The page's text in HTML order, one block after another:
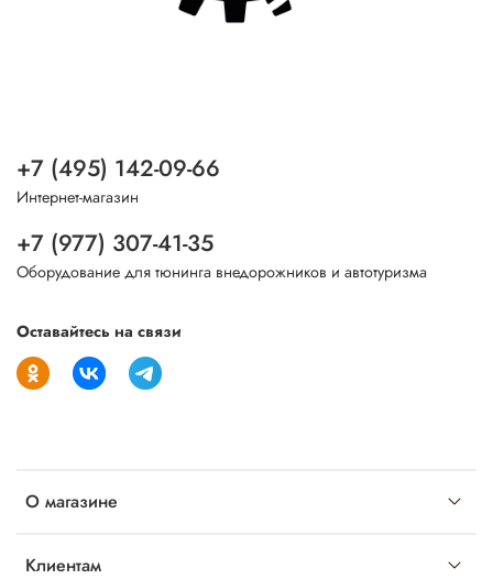
О магазине
Клиентам
+7 (495) 142-09-66
Интернет-магазин
+7 (977) 307-41-35
Оборудование для тюнинга внедорожников и автотуризма
Оставайтесь на связи